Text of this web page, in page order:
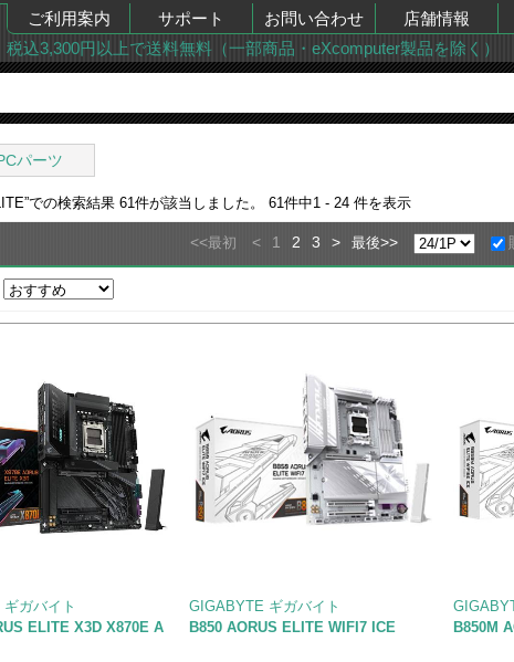
ご利用案内 サポート お問い合わせ 店舗情報
税込3,300円以上で送料無料（一部商品・eXcomputer製品を除く）
パーツ
”での検索結果 61 件が該当しました。 61 件中1 - 24 件を表示
<<最初 < 1 2 3 > 最後>>
ガバイト
ELITE X3D X870E A
GIGABYTE ギガバイト
B850 AORUS ELITE WIFI7 ICE
B850M